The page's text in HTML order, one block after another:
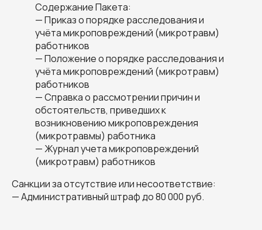
Содержание Пакета:
— Приказ о порядке расследования и
учёта микроповреждений (микротравм)
работников
— Положение о порядке расследования и
учёта микроповреждений (микротравм)
работников
— Справка о рассмотрении причин и
обстоятельств, приведших к
возникновению микроповреждения
(микротравмы) работника
— Журнал учета микроповреждений
(микротравм) работников
Санкции за отсутствие или несоответствие:
— Административный штраф до 80 000 руб.